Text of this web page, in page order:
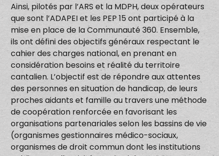
Ainsi, pilotés par l’ARS et la MDPH, deux opérateurs
que sont l’ADAPEI et les PEP 15 ont participé à la
mise en place de la Communauté 360. Ensemble,
ils ont défini des objectifs généraux respectant le
cahier des charges national, en prenant en
considération besoins et réalité du territoire
cantalien. L’objectif est de répondre aux attentes
des personnes en situation de handicap, de leurs
proches aidants et famille au travers une méthode
de coopération renforcée en favorisant les
organisations partenariales selon les bassins de vie
(organismes gestionnaires médico-sociaux,
organismes de droit commun dont les institutions